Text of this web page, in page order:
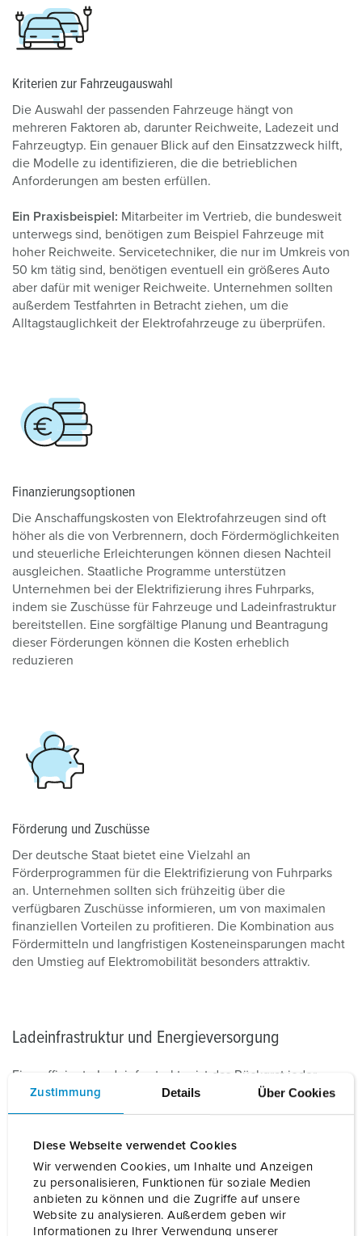
Zustimmung Details Über Cookies
Diese Webseite verwendet Cookies
Wir verwenden Cookies, um Inhalte und Anzeigen
zu personalisieren, Funktionen für soziale Medien
anbieten zu können und die Zugriffe auf unsere
Website zu analysieren. Außerdem geben wir
Informationen zu Ihrer Verwendung unserer
Kriterien zur Fahrzeugauswahl
Die Auswahl der passenden Fahrzeuge hängt von
mehreren Faktoren ab, darunter Reichweite, Ladezeit und
Fahrzeugtyp. Ein genauer Blick auf den Einsatzzweck hilft,
die Modelle zu identifizieren, die die betrieblichen
Anforderungen am besten erfüllen.
Ein Praxisbeispiel: Mitarbeiter im Vertrieb, die bundesweit
unterwegs sind, benötigen zum Beispiel Fahrzeuge mit
hoher Reichweite. Servicetechniker, die nur im Umkreis von
50 km tätig sind, benötigen eventuell ein größeres Auto
aber dafür mit weniger Reichweite. Unternehmen sollten
außerdem Testfahrten in Betracht ziehen, um die
Alltagstauglichkeit der Elektrofahrzeuge zu überprüfen.
Finanzierungsoptionen
Die Anschaffungskosten von Elektrofahrzeugen sind oft
höher als die von Verbrennern, doch Fördermöglichkeiten
und steuerliche Erleichterungen können diesen Nachteil
ausgleichen. Staatliche Programme unterstützen
Unternehmen bei der Elektrifizierung ihres Fuhrparks,
indem sie Zuschüsse für Fahrzeuge und Ladeinfrastruktur
bereitstellen. Eine sorgfältige Planung und Beantragung
dieser Förderungen können die Kosten erheblich
reduzieren
Förderung und Zuschüsse
Der deutsche Staat bietet eine Vielzahl an
Förderprogrammen für die Elektrifizierung von Fuhrparks
an. Unternehmen sollten sich frühzeitig über die
verfügbaren Zuschüsse informieren, um von maximalen
finanziellen Vorteilen zu profitieren. Die Kombination aus
Fördermitteln und langfristigen Kosteneinsparungen macht
den Umstieg auf Elektromobilität besonders attraktiv.
Ladeinfrastruktur und Energieversorgung
Eine effiziente Ladeinfrastruktur ist das Rückgrat jeder
Elektroflotte. Unternehmen sollten daher auch den Bedarf
an Ladepunkten präzise planen. Wichtige Fragen sind
Wie viele Fahrzeuge müssen gleichzeitig laden?
Welche Ladestationen sind für den Fuhrpark am
besten geeignet?